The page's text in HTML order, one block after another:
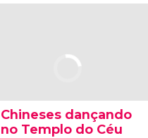
Chineses dançando
no Templo do Céu